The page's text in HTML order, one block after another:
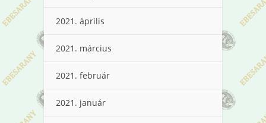
2021. április
2021. március
2021. február
2021. január